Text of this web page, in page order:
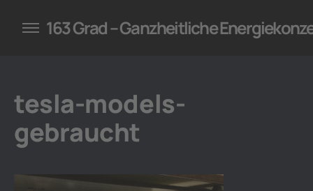
für Unternehmen
163 Grad – Ganzheitliche
tesla-models-
gebraucht